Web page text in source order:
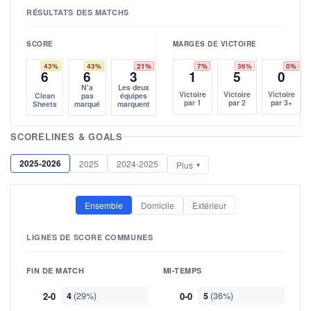
RÉSULTATS DES MATCHS
SCORE
43%
6
Clean
Sheets
43%
6
N'a
pas
marqué
21%
3
Les deux
équipes
marquent
MARGES DE VICTOIRE
7%
1
Victoire
par 1
36%
5
Victoire
par 2
0%
0
Victoire
par 3+
SCORELINES & GOALS
2025-2026 2025 2024-2025 Plus
Ensemble Domicile Extérieur
LIGNES DE SCORE COMMUNES
FIN DE MATCH
2-0 4 (29%)
MI-TEMPS
0-0 5 (36%)